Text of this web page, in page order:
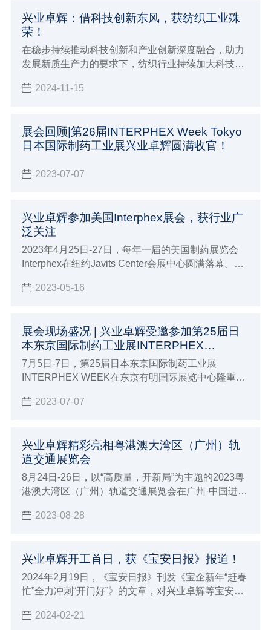
兴业卓辉：借科技创新东风，获纺织工业殊
荣！
在稳步持续推动科技创新和产业创新深度融合，助力
发展新质生产力的要求下，纺织行业持续加大科技创
科技赋能。
2024-11-15
展会回顾|第26届INTERPHEX Week Tokyo
日本国际制药工业展兴业卓辉圆满收官！
2023-07-07
兴业卓辉参加美国Interphex展会，获行业广
泛关注
2023年4月25日-27日，每年一届的美国制药展览会
Interphex在纽约Javits Center会展中心圆满落幕。兴
推进海外市场的实力。
2023-05-16
展会现场盛况 | 兴业卓辉受邀参加第25届日
本东京国际制药工业展INTERPHEX
WEEK！
7月5日-7日，第25届日本东京国际制药工业展
INTERPHEX WEEK在东京有明国际展览中心隆重举
（展位14-14），展会期间吸引了来自世界各地行业
2023-07-07
兴业卓辉精彩亮相粤港澳大湾区（广州）轨
道交通展览会
8月24日-26日，以“高质量，开新局”为主题的2023粤
港澳大湾区（广州）轨道交通展览会在广州·中国进出
轨道交通洁净与防护用品研发制造商——兴业卓辉受
2023-08-28
兴业卓辉开工首日，获《宝安日报》报道！
2024年2月19日，《宝安日报》刊发《宝企新年“赶春
忙”全力冲刺“开门好”》的文章，对兴业卓辉等宝安区
象进行关注报道。报道发布后，引发广泛关注。
2024-02-21